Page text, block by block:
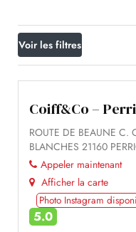
Voir les filtres
Coiff&Co –
ROUTE DE BEAUNE C.
BLANCHES 21160
Appeler maintenant
Afficher la carte
Photo Instagram
5.0